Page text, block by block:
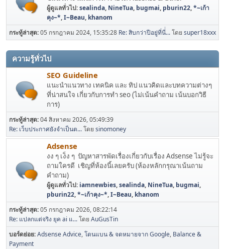
ผู้ดูแลทั่วไป:sealinda, NineTua, bugmai, pburin22,*~เก้า
คุง~*,I~Beau, khanom
กระทู้ล่าสุด:05 กรกฎาคม 2024, 15:35:28 Re: สิบกว่าปีอยู่ที่นี่่...โดย super18xxx
ความรู้ทั่วไป
SEO Guideline
แนะนำแนวทาง เทคนิค และ ทิป แนวคิดและบทความต่างๆ
ที่น่าสนใจ เกี่ยวกับการทำ seo (ไม่เน้นคำถาม เน้นบอกวิธี
การ)
กระทู้ล่าสุด:04 สิงหาคม 2026, 05:49:39
Re: เว็บประกาศยังจำเป็นต...โดย sinomoney
Adsense
งง ๆ เง็ง ๆ ปัญหาสารพัดเรื่องเกี่ยวกับเรื่อง Adsense ไม่รู้จะ
ถามใครดี เชิญที่ห้องนี้เลยครับ (ห้องหลักกรุณาเน้นถาม
คำถาม)
ผู้ดูแลทั่วไป: iamnewbies,sealinda, NineTua, bugmai,
pburin22,*~เก้าคุง~*,I~Beau, khanom
กระทู้ล่าสุด:05 กรกฎาคม 2026, 08:22:14
Re: แปลกแต่จริง ยุค ai แ...โดย AuGusTin
บอร์ดย่อย Adsense Advice โดนแบน & จดหมายจาก Google Balance &
Payment